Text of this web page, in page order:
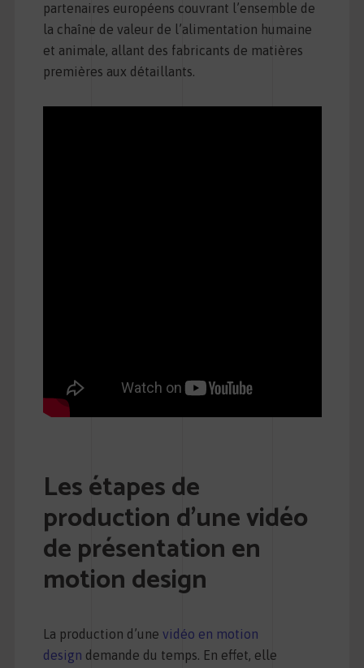
partenaires européens couvrant l’ensemble de
la chaîne de valeur de l’alimentation humaine
et animale, allant des fabricants de matières
premières aux détaillants.
Les étapes de
production d’une vidéo
de présentation en
motion design
La production d’une vidéo en motion
design demande du temps. En effet, elle